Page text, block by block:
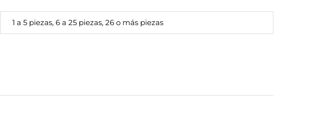
1 a 5 piezas, 6 a 25 piezas, 26 o más piezas